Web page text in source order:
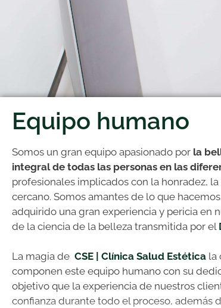
Equipo humano
Somos un gran equipo apasionado por la
integral de todas las personas en las
profesionales implicados con la honradez,
cercano. Somos amantes de lo que
adquirido una gran experiencia y pericia en
de la ciencia de la belleza transmitida por el
La magia de CSE | Clínica Salud Estética la
componen este equipo humano con su
objetivo que la experiencia de nuestros
confianza durante todo el proceso, además